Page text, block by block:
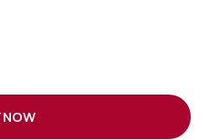
NOW